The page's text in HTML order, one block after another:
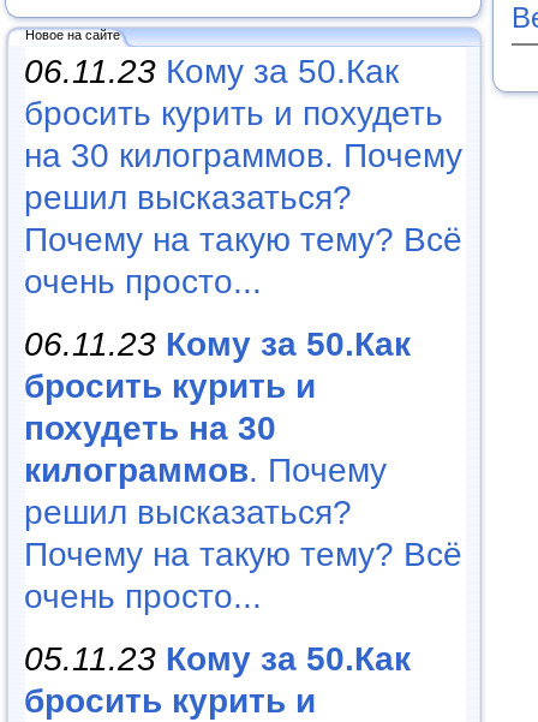
Новое на сайте
06.11.23 Кому за 50.Как
бросить курить и похудеть
на 30 килограммов. Почему
решил высказаться?
Почему на такую тему? Всё
очень просто...
06.11.23 Кому за 50.Как
бросить курить и
похудеть на 30
килограммов. Почему
решил высказаться?
Почему на такую тему? Всё
очень просто...
05.11.23 Кому за 50.Как
бросить курить и